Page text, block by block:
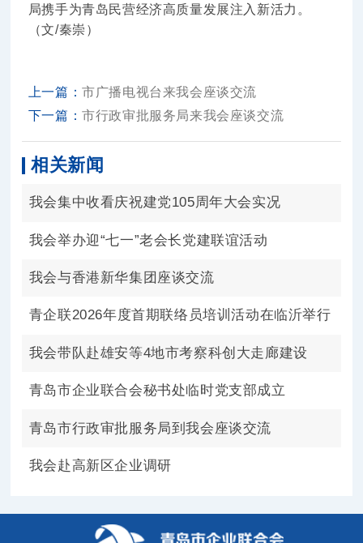
局携手为青岛民营经济高质量发展注入新活力。
（文/秦崇）
上一篇：市广播电视台来我会座谈交流
下一篇：市行政审批服务局来我会座谈交流
相关新闻
我会集中收看庆祝建党105周年大会实况
我会举办迎“七一”老会长党建联谊活动
我会与香港新华集团座谈交流
青企联2026年度首期联络员培训活动在临沂举行
我会带队赴雄安等4地市考察科创大走廊建设
青岛市企业联合会秘书处临时党支部成立
青岛市行政审批服务局到我会座谈交流
我会赴高新区企业调研